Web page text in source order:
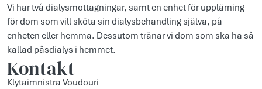
Vi har två dialysmottagningar, samt en enhet för upplärning
för dom som vill sköta sin dialysbehandling själva, på
enheten eller hemma. Dessutom tränar vi dom som ska ha så
kallad påsdialys i hemmet.
Kontakt
Klytaimnistra Voudouri